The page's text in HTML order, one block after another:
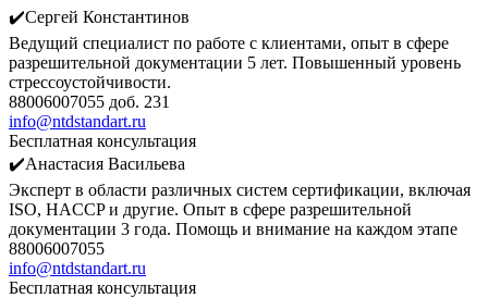
✔️Сергей Константинов
Ведущий специалист по работе с клиентами, опыт в сфере
разрешительной документации 5 лет. Повышенный уровень
стрессоустойчивости.
88006007055 доб. 231
info@ntdstandart.ru
Бесплатная консультация
✔️Анастасия Васильева
Эксперт в области различных систем сертификации, включая
ISO, HACCP и другие. Опыт в сфере разрешительной
документации 3 года. Помощь и внимание на каждом этапе
88006007055
info@ntdstandart.ru
Бесплатная консультация